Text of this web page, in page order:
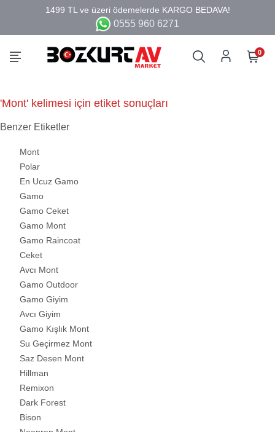
0555 960 6271
0
'Mont' kelimesi için etiket sonuçları
Benzer Etiketler
Mont
Polar
En Ucuz Gamo
Gamo
Gamo Ceket
Gamo Mont
Gamo Raincoat
Ceket
Avcı Mont
Gamo Outdoor
Gamo Giyim
Avcı Giyim
Gamo Kışlık Mont
Su Geçirmez Mont
Saz Desen Mont
Hillman
Remixon
Dark Forest
Bison